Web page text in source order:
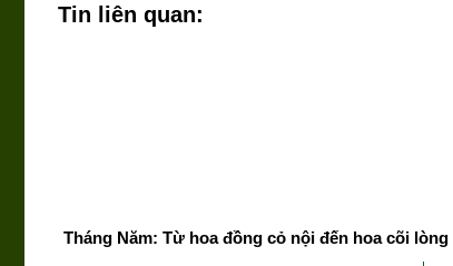
Tin liên quan:
Tháng Năm: Từ hoa đồng cỏ nội đến hoa cõi lòng